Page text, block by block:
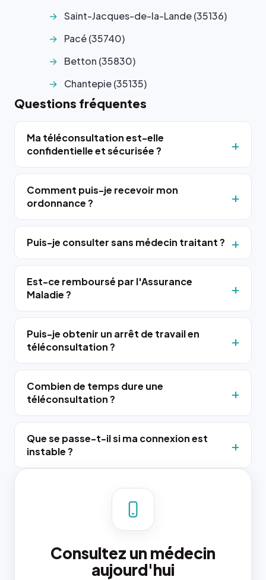
Saint-Jacques-de-la-Lande (35136)
Pacé (35740)
Betton (35830)
Chantepie (35135)
Questions fréquentes
Ma téléconsultation est-elle
confidentielle et sécurisée ?
Comment puis-je recevoir mon
ordonnance ?
Puis-je consulter sans médecin traitant ?
Est-ce remboursé par l'Assurance
Maladie ?
Puis-je obtenir un arrêt de travail en
téléconsultation ?
Combien de temps dure une
téléconsultation ?
Que se passe-t-il si ma connexion est
instable ?
Consultez un médecin
aujourd'hui